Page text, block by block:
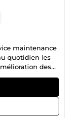
maintenance
quotidien les
des
et attentif
dans la
de
ainsi que la
Je vous